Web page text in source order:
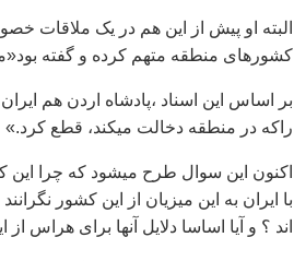
البته او پيش از اين هم در يک ملاقات
کشورهای منطقه متهم کرده و گفته
بر اساس اين اسناد ،پادشاه اردن هم
راکه در منطقه دخالت ميکند، قطع کرد.»
اکنون اين سوال طرح ميشود که چرا
با ايران به اين ميزيان از اين کشور
اند ؟ و آيا اساسا دلايل آنها برای هراس